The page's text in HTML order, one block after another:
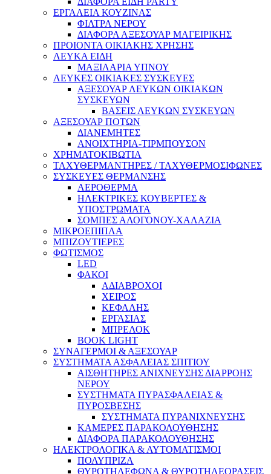
ΕΡΓΑΛΕΙΑ ΚΟΥΖΙΝΑΣ
ΦΙΛΤΡΑ ΝΕΡΟΥ
ΔΙΑΦΟΡΑ ΑΞΕΣΟΥΑΡ ΜΑΓΕΙΡΙΚΗΣ
ΠΡΟΙΟΝΤΑ ΟΙΚΙΑΚΗΣ ΧΡΗΣΗΣ
ΛΕΥΚΑ ΕΙΔΗ
ΜΑΞΙΛΑΡΙΑ ΥΠΝΟΥ
ΛΕΥΚΕΣ ΟΙΚΙΑΚΕΣ ΣΥΣΚΕΥΕΣ
ΑΞΕΣΟΥΑΡ ΛΕΥΚΩΝ ΟΙΚΙΑΚΩΝ
ΣΥΣΚΕΥΩΝ
ΒΑΣΕΙΣ ΛΕΥΚΩΝ ΣΥΣΚΕΥΩΝ
ΑΞΕΣΟΥΑΡ ΠΟΤΩΝ
ΔΙΑΝΕΜΗΤΕΣ
ΑΝΟΙΧΤΗΡΙΑ-ΤΙΡΜΠΟΥΣΟΝ
ΧΡΗΜΑΤΟΚΙΒΩΤΙΑ
ΤΑΧΥΘΕΡΜΑΝΤΗΡΕΣ / ΤΑΧΥΘΕΡΜΟΣΙΦΩΝΕΣ
ΣΥΣΚΕΥΕΣ ΘΕΡΜΑΝΣΗΣ
ΑΕΡΟΘΕΡΜΑ
ΗΛΕΚΤΡΙΚΕΣ ΚΟΥΒΕΡΤΕΣ &
ΥΠΟΣΤΡΩΜΑΤΑ
ΣΟΜΠΕΣ ΑΛΟΓΟΝΟΥ-ΧΑΛΑΖΙΑ
ΜΙΚΡΟΕΠΙΠΛΑ
ΜΠΙΖΟΥΤΙΕΡΕΣ
ΦΩΤΙΣΜΟΣ
LED
ΦΑΚΟΙ
ΑΔΙΑΒΡΟΧΟΙ
ΧΕΙΡΟΣ
ΚΕΦΑΛΗΣ
ΕΡΓΑΣΙΑΣ
ΜΠΡΕΛΟΚ
BOOK LIGHT
ΣΥΝΑΓΕΡΜΟΙ & ΑΞΕΣΟΥΑΡ
ΣΥΣΤΗΜΑΤΑ ΑΣΦΑΛΕΙΑΣ ΣΠΙΤΙΟΥ
ΑΙΣΘΗΤΗΡΕΣ ΑΝΙΧΝΕΥΣΗΣ ΔΙΑΡΡΟΗΣ
ΝΕΡΟΥ
ΣΥΣΤΗΜΑΤΑ ΠΥΡΑΣΦΑΛΕΙΑΣ &
ΠΥΡΟΣΒΕΣΗΣ
ΣΥΣΤΗΜΑΤΑ ΠΥΡΑΝΙΧΝΕΥΣΗΣ
ΚΑΜΕΡΕΣ ΠΑΡΑΚΟΛΟΥΘΗΣΗΣ
ΔΙΑΦΟΡΑ ΠΑΡΑΚΟΛΟΥΘΗΣΗΣ
ΗΛΕΚΤΡΟΛΟΓΙΚΑ & ΑΥΤΟΜΑΤΙΣΜΟΙ
ΠΟΛΥΠΡΙΖΑ
ΘΥΡΟΤΗΛΕΦΩΝΑ & ΘΥΡΟΤΗΛΕΟΡΑΣΕΙΣ